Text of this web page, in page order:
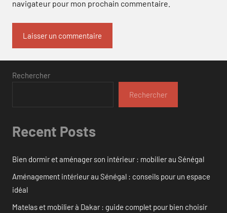
navigateur pour mon prochain commentaire.
Rechercher
Rechercher
Recent Posts
Bien dormir et aménager son intérieur : mobilier au Sénégal
Aménagement intérieur au Sénégal : conseils pour un espace
idéal
Matelas et mobilier à Dakar : guide complet pour bien choisir